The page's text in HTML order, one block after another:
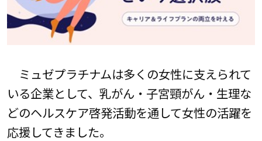
ミュゼプラチナムは多くの女性に支えられて
いる企業として、乳がん・子宮頸がん・生理な
どのヘルスケア啓発活動を通して女性の活躍を
応援してきました。